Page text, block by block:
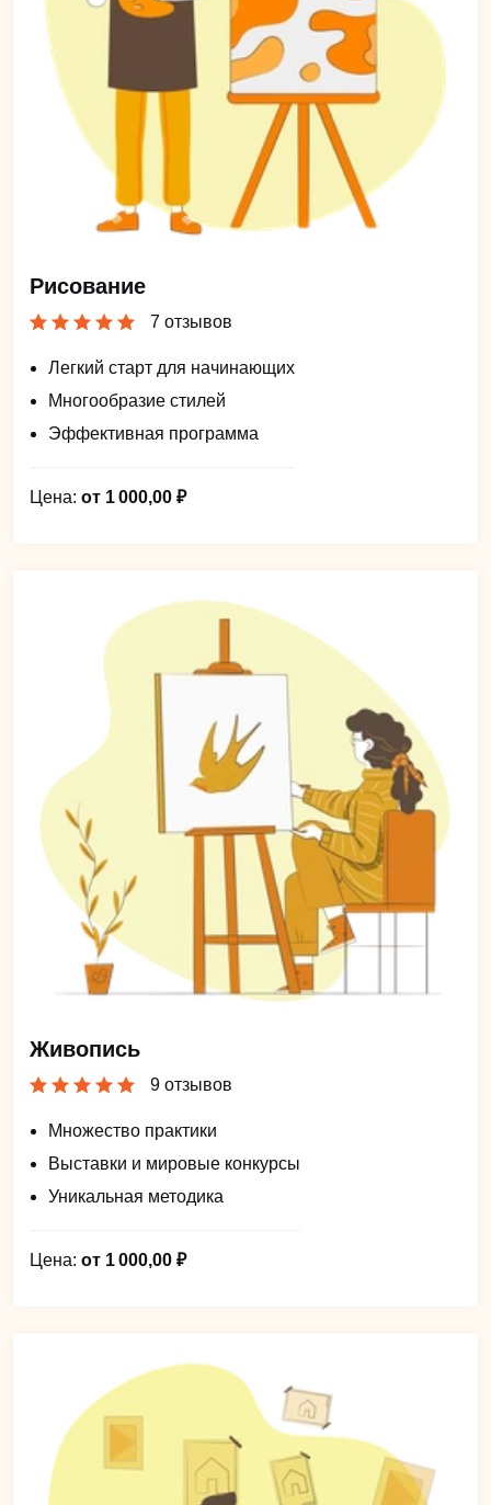
Рисование
7 отзывов
Легкий старт для начинающих
Многообразие стилей
Эффективная программа
Цена: от 1 000,00 ₽
Живопись
9 отзывов
Множество практики
Выставки и мировые конкурсы
Уникальная методика
Цена: от 1 000,00 ₽